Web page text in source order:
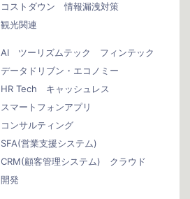
コストダウン
情報漏洩対策
観光関連
AI ツーリズムテック
フィンテック
データドリブン・エコノミー
HR Tech
キャッシュレス
スマートフォンアプリ
コンサルティング
SFA(営業支援システム)
CRM(顧客管理システム)
クラウド
開発